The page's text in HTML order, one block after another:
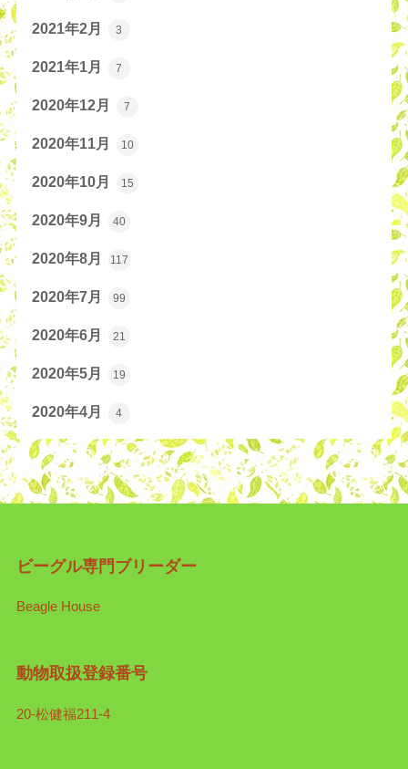
2021年2月 3
2021年1月 7
2020年12月 7
2020年11月 10
2020年10月 15
2020年9月 40
2020年8月 117
2020年7月 99
2020年6月 21
2020年5月 19
2020年4月 4
ビーグル専門ブリーダー
Beagle House
動物取扱登録番号
20-松健福211-4